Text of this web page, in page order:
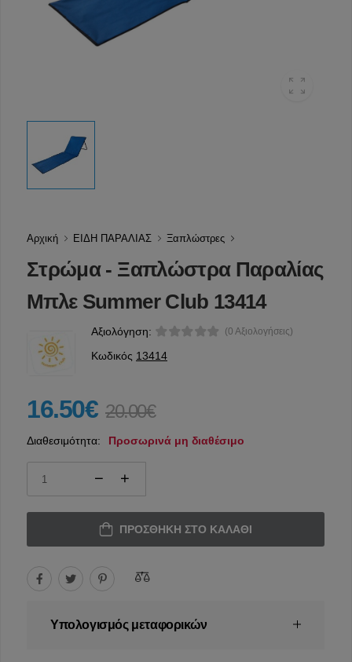
Αρχική ΕΙΔΗ ΠΑΡΑΛΙΑΣ Ξαπλώστρες
Στρώμα - Ξαπλώστρα Παραλίας
Μπλε Summer Club 13414
Αξιολόγηση: (0 Αξιολογήσεις)
Κωδικός 13414
16.50€ 20.00€
Διαθεσιμότητα: Προσωρινά μη διαθέσιμο
ΠΡΟΣΘΉΚΗ ΣΤΟ ΚΑΛΆΘΙ
Υπολογισμός μεταφορικών